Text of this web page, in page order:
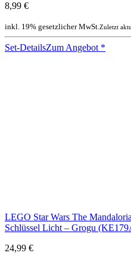
8,99 €
inkl. 19% gesetzlicher MwSt.Zuletzt
Set-DetailsZum Angebot *
LEGO Star Wars The
Schlüssel Licht – Grogu
24,99 €